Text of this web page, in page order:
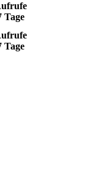
Tage
Tage